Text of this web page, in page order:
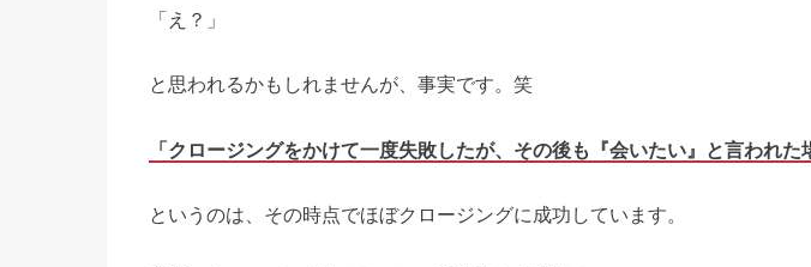
「え？」
と思われるかもしれませんが、事実です。笑
「クロージングをかけて一度失敗したが、その後も『会いたい』と言われた
というのは、その時点でほぼクロージングに成功しています。